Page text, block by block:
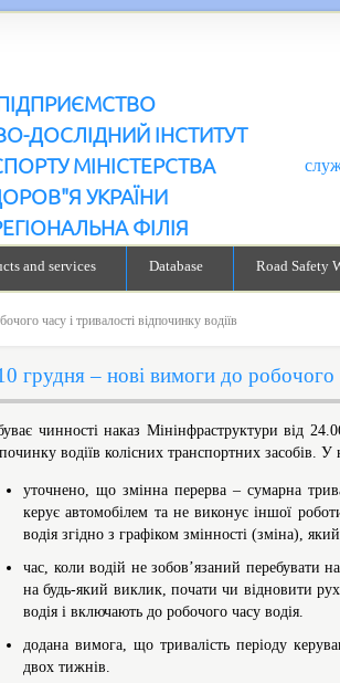
ДОСЛІДНИЙ ІНСТИТУТ
МІНІСТЕРСТВА
УКРАЇНИ
ФІЛІЯ
служба
and services Database Road Safety
часу і тривалості відпочинку водіїв
грудня – нові вимоги до робочого
чинності наказ Мінінфраструктури від
водіїв колісних транспортних засобів.
уточнено, що змінна перерва – сумарна
керує автомобілем та не виконує іншої
водія згідно з графіком змінності (зміна),
час, коли водій не зобов’язаний перебувати
на будь-який виклик, почати чи відновити
водія і включають до робочого часу водія.
додана вимога, що тривалість періоду
двох тижнів.